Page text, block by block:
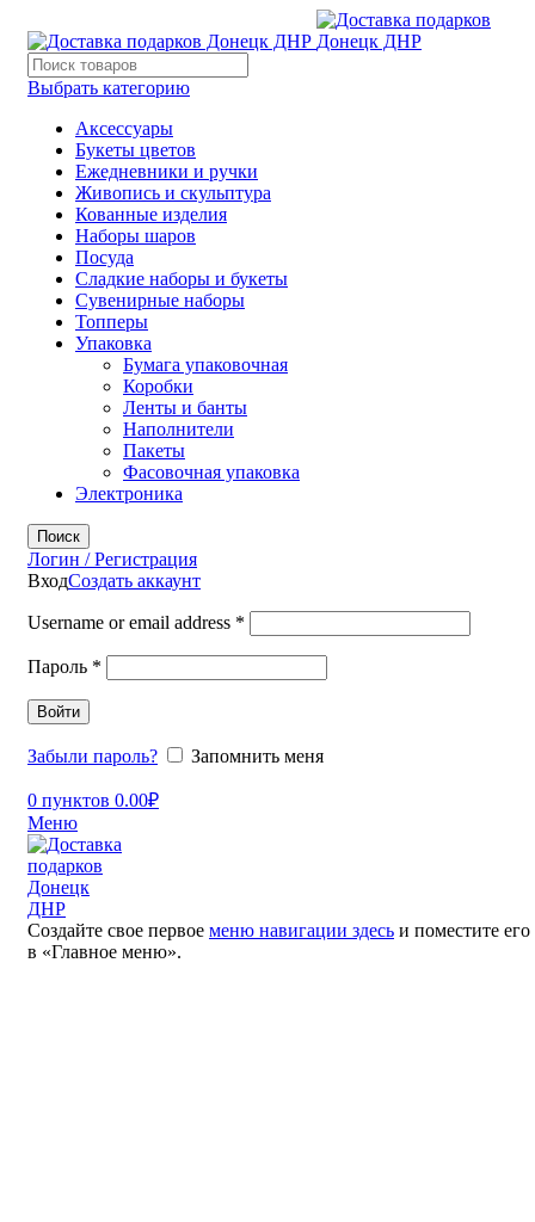
Выбрать категорию
Аксессуары
Букеты цветов
Ежедневники и ручки
Живопись и скульптура
Кованные изделия
Наборы шаров
Посуда
Сладкие наборы и букеты
Сувенирные наборы
Топперы
Упаковка
Бумага упаковочная
Коробки
Ленты и банты
Наполнители
Пакеты
Фасовочная упаковка
Электроника
Поиск
Логин / Регистрация
ВходСоздать аккаунт
Username or email address *
Пароль *
Войти
Забыли пароль? Запомнить меня
0 пунктов 0.00₽
Меню
Создайте свое первое меню навигации здесь и поместите его
в «Главное меню».